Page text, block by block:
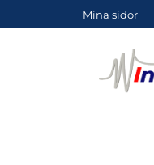
Mina sidor